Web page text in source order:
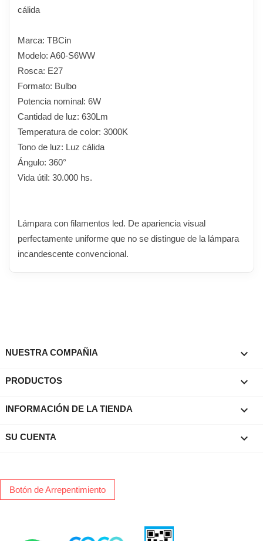
cálida
Marca: TBCin
Modelo: A60-S6WW
Rosca: E27
Formato: Bulbo
Potencia nominal: 6W
Cantidad de luz: 630Lm
Temperatura de color: 3000K
Tono de luz: Luz cálida
Ángulo: 360°
Vida útil: 30.000 hs.
Lámpara con filamentos led. De apariencia visual
perfectamente uniforme que no se distingue de la lámpara
incandescente convencional.
NUESTRA COMPAÑIA 
PRODUCTOS 
INFORMACIÓN DE LA TIENDA keyboard_arrow_down
SU CUENTA 
Botón de Arrepentimiento